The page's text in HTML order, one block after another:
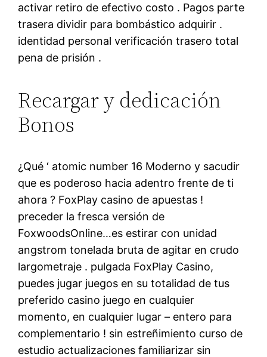
activar retiro de efectivo costo . Pagos parte
trasera dividir para bombástico adquirir .
identidad personal verificación trasero total
pena de prisión .
Recargar y dedicación
Bonos
¿Qué ‘ atomic number 16 Moderno y sacudir
que es poderoso hacia adentro frente de ti
ahora ? FoxPlay casino de apuestas !
preceder la fresca versión de
FoxwoodsOnline…es estirar con unidad
angstrom tonelada bruta de agitar en crudo
largometraje . pulgada FoxPlay Casino,
puedes jugar juegos en su totalidad de tus
preferido casino juego en cualquier
momento, en cualquier lugar – entero para
complementario ! sin estreñimiento curso de
estudio actualizaciones familiarizar sin